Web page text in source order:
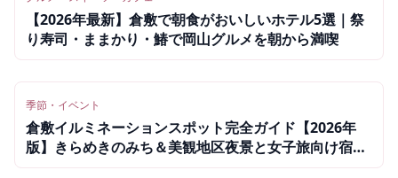
【2026年最新】倉敷で朝食がおいしいホテル5選｜祭
り寿司・ままかり・鰆で岡山グルメを朝から満喫
季節・イベント
倉敷イルミネーションスポット完全ガイド【2026年
版】きらめきのみち＆美観地区夜景と女子旅向け宿4
選